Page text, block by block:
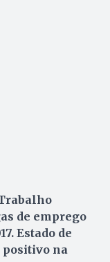
de emprego
Estado de
positivo na